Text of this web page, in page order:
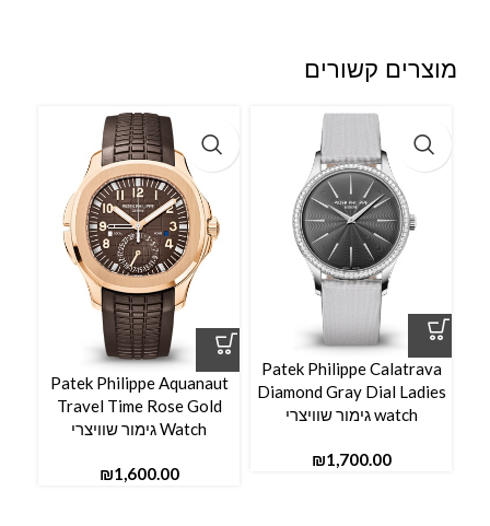
מוצרים קשורים
Patek Philippe Calatrava
Diamond Gray Dial Ladies
watch גימור שוויצרי
₪
Patek Philippe Aquanaut
Travel Time Rose Gold
Watch גימור שוויצרי
₪